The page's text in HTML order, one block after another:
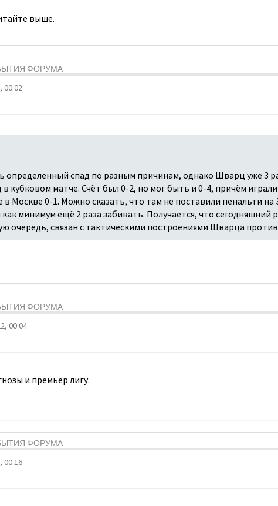
выше.
ФОРУМА
00:02
определенный спад по разным причинам, однако Шварц уже 3
в кубковом матче. Счёт был 0-2, но мог быть и 0-4, причём
Москве 0-1. Можно сказать, что там не поставили пенальти на
минимум ещё 2 раза забивать. Получается, что сегодняшний
очередь, связан с тактическими построениями Шварца
ФОРУМА
00:04
и премьер лигу.
ФОРУМА
00:16